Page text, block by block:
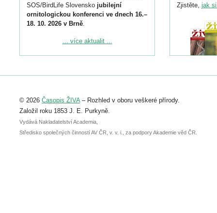
SOS/BirdLife Slovensko jubilejní
ornitologickou konferenci ve dnech 16.–
18. 10. 2026 v Brně.
Podrobnější informace ke konferenci
Registrovat se můžete do 6. září.
abstraktu přihlášené přednášky nebo
posteru je už 30. června.
... více aktualit ...
Zjistěte, jak
© 2026 Časopis ŽIVA– Rozhled v oboru veškeré přírody.
Založil roku 1853 J. E. Purkyně.
Vydává Nakladatelství Academia,
Středisko společných činností AV ČR, v. v. i., za podpory Akademie věd ČR.